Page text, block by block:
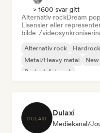
> 1600 svar gitt
Alternativ rockDream pop
Lisensier eller
bilde-/
Alternativ rock Hardrock
Metal/Heavy metal
Psykedelisk rock
Dulaxi
Mediekanal/